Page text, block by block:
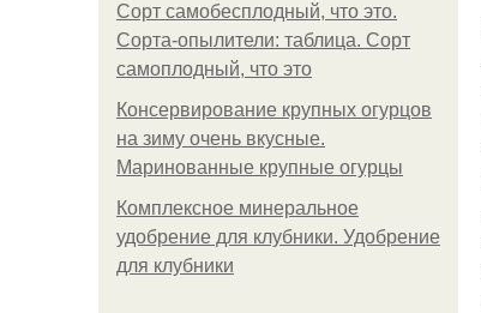
Сорт самобесплодный, что это.
Сорта-опылители: таблица. Сорт
самоплодный, что это
Консервирование крупных огурцов
на зиму очень вкусные.
Маринованные крупные огурцы
Комплексное минеральное
удобрение для клубники. Удобрение
для клубники